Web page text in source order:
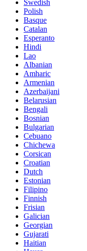
Swedish
Polish
Basque
Catalan
Esperanto
Hindi
Lao
Albanian
Amharic
Armenian
Azerbaijani
Belarusian
Bengali
Bosnian
Bulgarian
Cebuano
Chichewa
Corsican
Croatian
Dutch
Estonian
Filipino
Finnish
Frisian
Galician
Georgian
Gujarati
Haitian